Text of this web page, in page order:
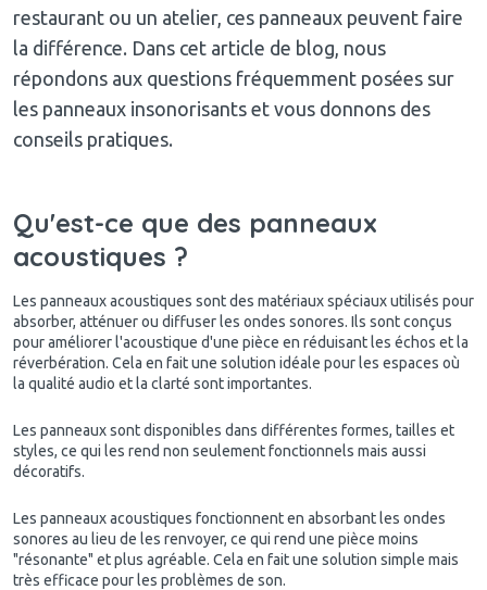
restaurant ou un atelier, ces panneaux peuvent faire
la différence. Dans cet article de blog, nous
répondons aux questions fréquemment posées sur
les panneaux insonorisants et vous donnons des
conseils pratiques.
Qu'est-ce que des panneaux
acoustiques ?
Les panneaux acoustiques sont des matériaux spéciaux utilisés pour
absorber, atténuer ou diffuser les ondes sonores. Ils sont conçus
pour améliorer l'acoustique d'une pièce en réduisant les échos et la
réverbération. Cela en fait une solution idéale pour les espaces où
la qualité audio et la clarté sont importantes.
Les panneaux sont disponibles dans différentes formes, tailles et
styles, ce qui les rend non seulement fonctionnels mais aussi
décoratifs.
Les panneaux acoustiques fonctionnent en absorbant les ondes
sonores au lieu de les renvoyer, ce qui rend une pièce moins
"résonante" et plus agréable. Cela en fait une solution simple mais
très efficace pour les problèmes de son.